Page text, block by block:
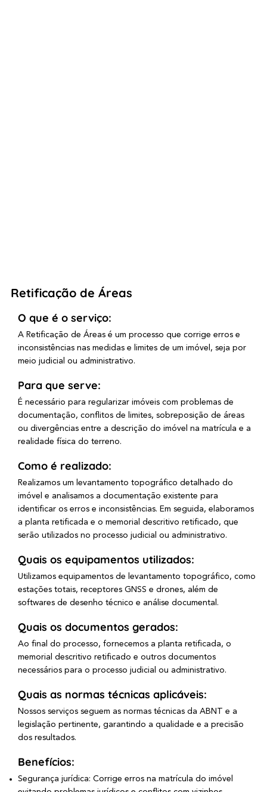
Retificação de Áreas
O que é o serviço:
A Retificação de Áreas é um processo que corrige erros e
inconsistências nas medidas e limites de um imóvel, seja por
meio judicial ou administrativo.
Para que serve:
É necessário para regularizar imóveis com problemas de
documentação, conflitos de limites, sobreposição de áreas
ou divergências entre a descrição do imóvel na matrícula e a
realidade física do terreno.
Como é realizado:
Realizamos um levantamento topográfico detalhado do
imóvel e analisamos a documentação existente para
identificar os erros e inconsistências. Em seguida, elaboramos
a planta retificada e o memorial descritivo retificado, que
serão utilizados no processo judicial ou administrativo.
Quais os equipamentos utilizados:
Utilizamos equipamentos de levantamento topográfico, como
estações totais, receptores GNSS e drones, além de
softwares de desenho técnico e análise documental.
Quais os documentos gerados:
Ao final do processo, fornecemos a planta retificada, o
memorial descritivo retificado e outros documentos
necessários para o processo judicial ou administrativo.
Quais as normas técnicas aplicáveis:
Nossos serviços seguem as normas técnicas da ABNT e a
legislação pertinente, garantindo a qualidade e a precisão
dos resultados.
Benefícios:
Segurança jurídica: Corrige erros na matrícula do imóvel